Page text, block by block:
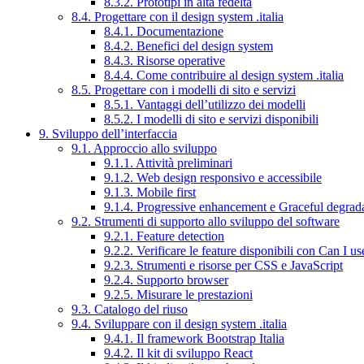
8.4. Progettare con il design system .italia
8.4.1. Documentazione
8.4.2. Benefici del design system
8.4.3. Risorse operative
8.4.4. Come contribuire al design system .italia
8.5. Progettare con i modelli di sito e servizi
8.5.1. Vantaggi dell’utilizzo dei modelli
8.5.2. I modelli di sito e servizi disponibili
9. Sviluppo dell’interfaccia
9.1. Approccio allo sviluppo
9.1.1. Attività preliminari
9.1.2. Web design responsivo e accessibile
9.1.3. Mobile first
9.1.4. Progressive enhancement e Graceful
9.2. Strumenti di supporto allo sviluppo del software
9.2.1. Feature detection
9.2.2. Verificare le feature disponibili con Can I
9.2.3. Strumenti e risorse per CSS e JavaScript
9.2.4. Supporto browser
9.2.5. Misurare le prestazioni
9.3. Catalogo del riuso
9.4. Sviluppare con il design system .italia
9.4.1. Il framework Bootstrap Italia
9.4.2. Il kit di sviluppo React